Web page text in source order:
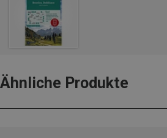
Ähnliche Produkte